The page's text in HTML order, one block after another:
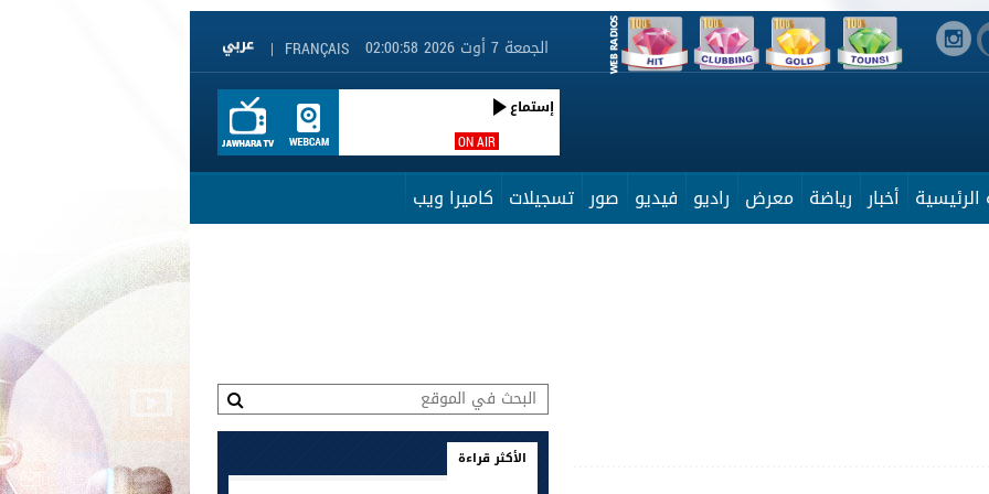
FRANÇAIS
| الجمعة 7 أوت 2026 02:00:58
ON AIR
إستماع
أخبار رياضة معرض راديو فيديو صور تسجيلات كاميرا ويب
الأكثر قراءة